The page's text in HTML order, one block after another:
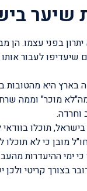
שיער
בפני עצמו.
שיעדיפו לעבור
היא מהטובות
מוכר" וממה
וחרדה.
תוכלו
מובן כי לא
ימי ההיעדרות
בצורך קריטי